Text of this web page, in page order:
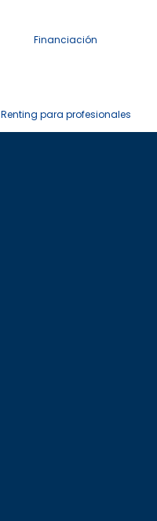
Financiación
Renting para profesionales